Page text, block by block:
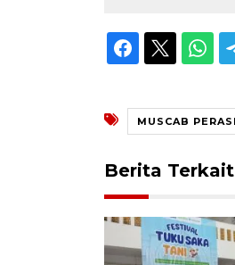
MUSCAB
Berita Terkait